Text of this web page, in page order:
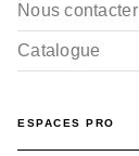
Nous contacter
Catalogue
ESPACES PRO